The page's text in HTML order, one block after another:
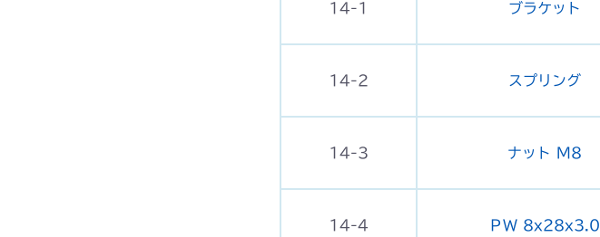
14-1 ブラケット
14-2 スプリング
14-3 ナット M8
14-4 ＰＷ 8x28x3.0